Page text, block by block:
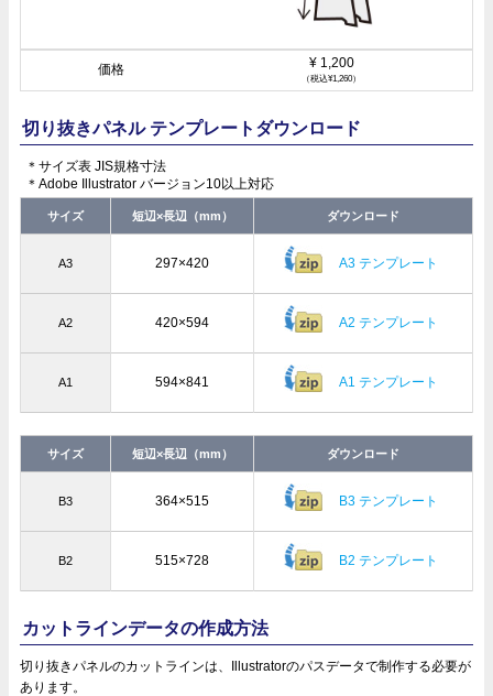
¥ 1,200
（税込¥1,260）
切り抜きパネル テンプレートダウンロード
＊サイズ表 JIS規格寸法
＊Adobe Illustrator バージョン10以上対応
サイズ 短辺×長辺（mm） ダウンロード
A3 297×420 A3 テンプレート
A2 420×594 A2 テンプレート
A1 594×841 A1 テンプレート
サイズ 短辺×長辺（mm） ダウンロード
B3 364×515 B3 テンプレート
B2 515×728 B2 テンプレート
カットラインデータの作成方法
切り抜きパネルのカットラインは、Illustratorのパスデータで制作する必要が
あります。